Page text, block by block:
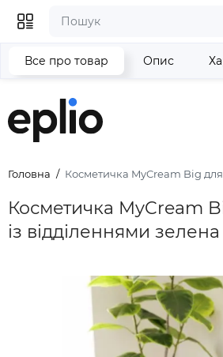
Головна Косметичка MyCream Big
Косметичка MyCream
із відділеннями
Все про товар Опис